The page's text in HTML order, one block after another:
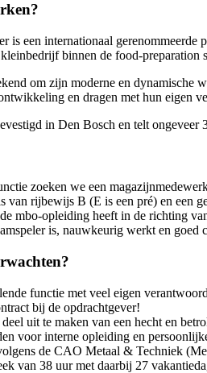
is een internationaal
binnen de food-preparation
om zijn moderne en dynamische
en dragen met hun eigen
in Den Bosch en telt ongeveer
zoeken we een
van rijbewijs B (E is een pré) en een
mbo-opleiding heeft in de richting
is, nauwkeurig werkt en goed
functie met veel eigen
bij de opdrachtgever!
uit te maken van een hecht en
voor interne opleiding en
de CAO Metaal & Techniek
van 38 uur met daarbij 27